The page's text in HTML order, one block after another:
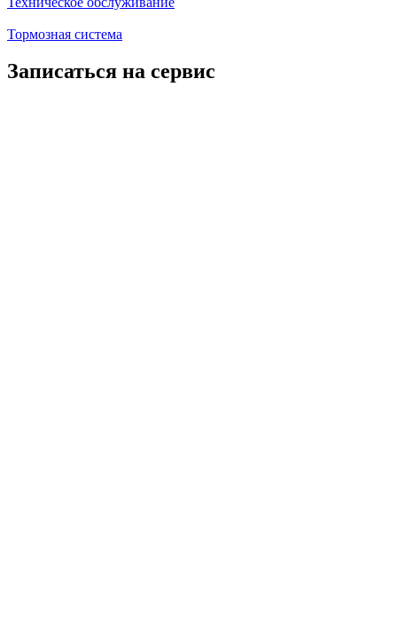
Тормозная система
Записаться на сервис